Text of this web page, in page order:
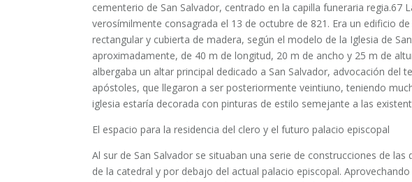
cementerio de San Salvador, centrado en la capilla funeraria regia.6​7​
verosímilmente consagrada el 13 de octubre de 821. Era un edificio
rectangular y cubierta de madera, según el modelo de la Iglesia de
aproximadamente, de 40 m de longitud, 20 m de ancho y 25 m de
albergaba un altar principal dedicado a San Salvador, advocación del
apóstoles, que llegaron a ser posteriormente veintiuno, teniendo
iglesia estaría decorada con pinturas de estilo semejante a las
El espacio para la residencia del clero y el futuro palacio episcopal
Al sur de San Salvador se situaban una serie de construcciones de
de la catedral y por debajo del actual palacio episcopal.